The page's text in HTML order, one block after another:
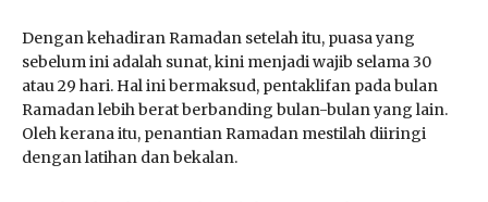
Dengan kehadiran Ramadan setelah itu, puasa yang
sebelum ini adalah sunat, kini menjadi wajib selama 30
atau 29 hari. Hal ini bermaksud, pentaklifan pada bulan
Ramadan lebih berat berbanding bulan-bulan yang lain.
Oleh kerana itu, penantian Ramadan mestilah diiringi
dengan latihan dan bekalan.